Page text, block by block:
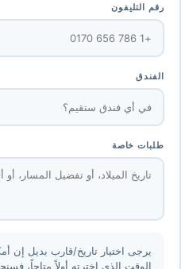
رقم التليفون
الفندق
طلبات خاصة
يرجى اختيار تاريخ/قارب بديل إن
الوقت الذي اخترته أولاً متاحاً،